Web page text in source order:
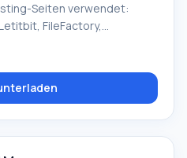
Seiten verwendet:
FileFactory,
Video-Seiten wie
und andere. Der Manager
und lädt Dateien herunter,